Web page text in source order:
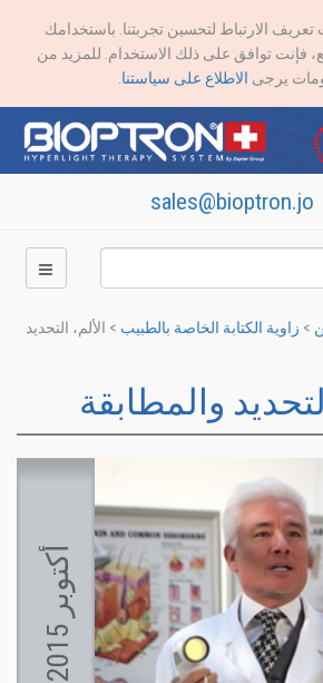
تعريف الارتباط لتحسين تجربتنا. باستخدامك
فإنت توافق على ذلك الاستخدام. للمزيد من
يرجى الاطلاع على سياستنا
> زاوية الكتابة الخاصة بالطبيب > الألم، التحديد
والمطابقة
أ
ك
ت
و
ب
ر
2
0
1
5